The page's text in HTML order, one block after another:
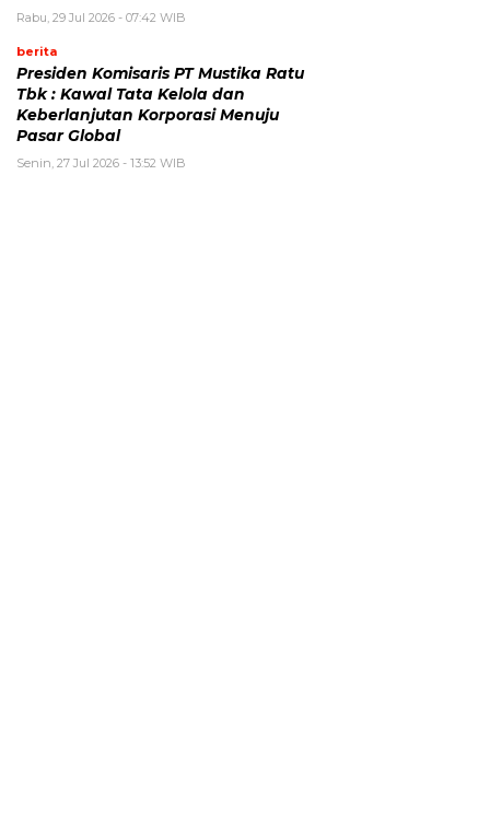
Rabu, 29 Jul 2026 - 07:42 WIB
berita
Presiden Komisaris PT Mustika Ratu
Tbk : Kawal Tata Kelola dan
Keberlanjutan Korporasi Menuju
Pasar Global
Senin, 27 Jul 2026 - 13:52 WIB